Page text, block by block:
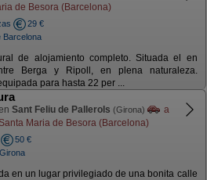
de Besora (Barcelona)
29 €
Barcelona
de alojamiento completo. Situada el en
Berga y Ripoll, en plena naturaleza.
para hasta 22 per ...
Sant Feliu de Pallerols (Girona)
a
Maria de Besora (Barcelona)
50 €
en un lugar privilegiado de una bonita calle